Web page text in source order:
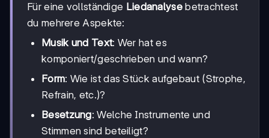
Für eine vollständige Liedanalysebetrachtest
du mehrere Aspekte:
Musik und Text: Wer hat es
komponiert/geschrieben und wann?
Form: Wie ist das Stück aufgebaut (Strophe,
Refrain, etc.)?
Besetzung: Welche Instrumente und
Stimmen sind beteiligt?